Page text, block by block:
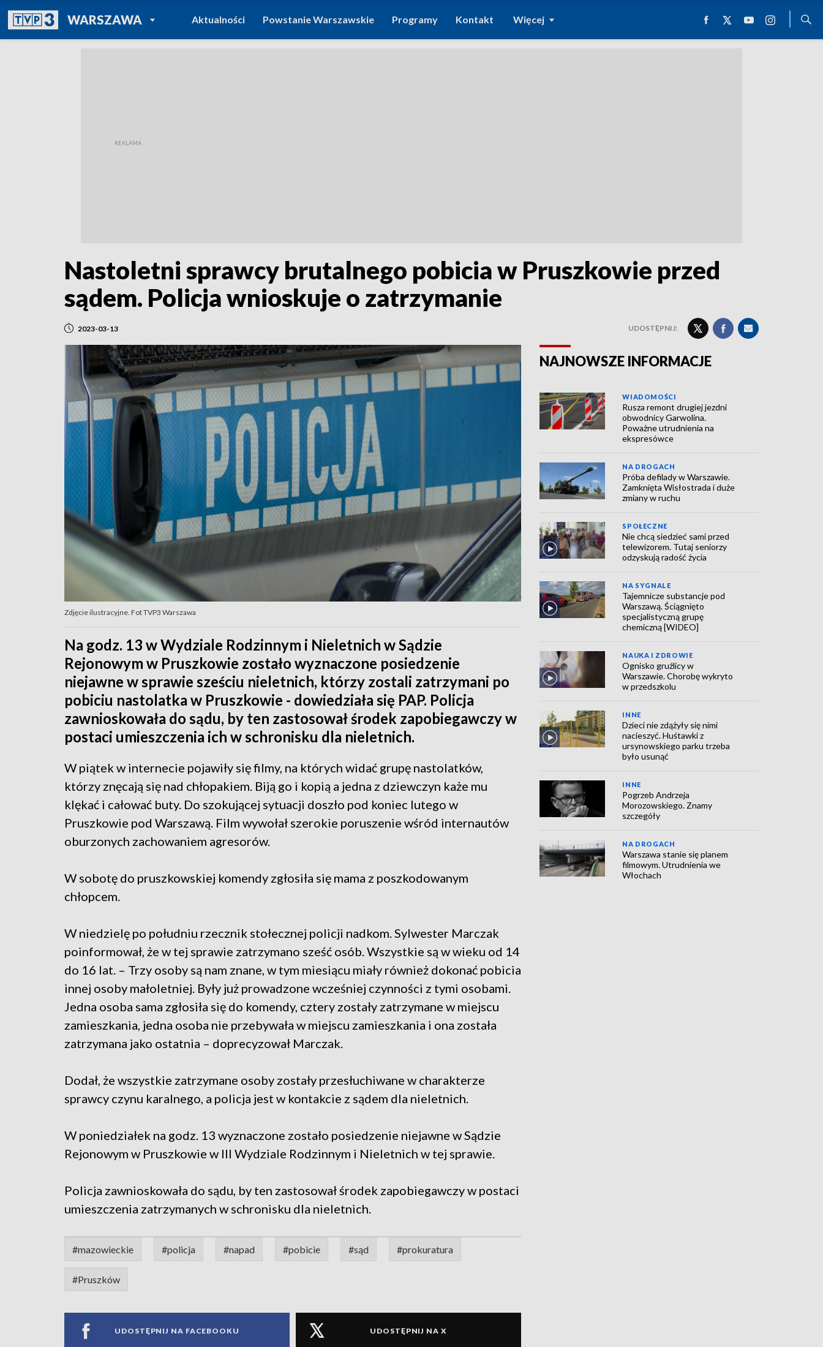
WARSZAWAPOWRÓT DO
TVP REGIONY
Aktualności Powstanie Warszawskie Programy Kontakt Więcej
Nastoletni sprawcy brutalnego pobicia w Pruszkowie przed
sądem. Policja wnioskuje o zatrzymanie
2023-03-13 UDOSTĘPNIJ:
Zdjęcie ilustracyjne. Fot TVP3 Warszawa
Na godz. 13 w Wydziale Rodzinnym i Nieletnich w Sądzie
Rejonowym w Pruszkowie zostało wyznaczone posiedzenie
niejawne w sprawie sześciu nieletnich, którzy zostali zatrzymani po
pobiciu nastolatka w Pruszkowie - dowiedziała się PAP. Policja
zawnioskowała do sądu, by ten zastosował środek zapobiegawczy w
postaci umieszczenia ich w schronisku dla nieletnich.
W piątek w internecie pojawiły się filmy, na których widać grupę nastolatków,
którzy znęcają się nad chłopakiem. Biją go i kopią a jedna z dziewczyn każe mu
klękać i całować buty. Do szokującej sytuacji doszło pod koniec lutego w
Pruszkowie pod Warszawą. Film wywołał szerokie poruszenie wśród internautów
oburzonych zachowaniem agresorów.
W sobotę do pruszkowskiej komendy zgłosiła się mama z poszkodowanym
chłopcem.
W niedzielę po południu rzecznik stołecznej policji nadkom. Sylwester Marczak
poinformował, że w tej sprawie zatrzymano sześć osób. Wszystkie są w wieku od 14
do 16 lat. – Trzy osoby są nam znane, w tym miesiącu miały również dokonać pobicia
innej osoby małoletniej. Były już prowadzone wcześniej czynności z tymi osobami.
Jedna osoba sama zgłosiła się do komendy, cztery zostały zatrzymane w miejscu
zamieszkania, jedna osoba nie przebywała w miejscu zamieszkania i ona została
zatrzymana jako ostatnia – doprecyzował Marczak.
Dodał, że wszystkie zatrzymane osoby zostały przesłuchiwane w charakterze
sprawcy czynu karalnego, a policja jest w kontakcie z sądem dla nieletnich.
W poniedziałek na godz. 13 wyznaczone zostało posiedzenie niejawne w Sądzie
Rejonowym w Pruszkowie w III Wydziale Rodzinnym i Nieletnich w tej sprawie.
Policja zawnioskowała do sądu, by ten zastosował środek zapobiegawczy w postaci
umieszczenia zatrzymanych w schronisku dla nieletnich.
#mazowieckie #policja #napad #pobicie #sąd #prokuratura
#Pruszków
UDOSTĘPNIJ NA FACEBOOKU UDOSTĘPNIJ NA X
NAJNOWSZE INFORMACJE
WIADOMOŚCI
Rusza remont drugiej jezdni
obwodnicy Garwolina.
Poważne utrudnienia na
ekspresówce
NA DROGACH
Próba defilady w Warszawie.
Zamknięta Wisłostrada i duże
zmiany w ruchu
SPOŁECZNE
Nie chcą siedzieć sami przed
telewizorem. Tutaj seniorzy
odzyskują radość życia
NA SYGNALE
Tajemnicze substancje pod
Warszawą. Ściągnięto
specjalistyczną grupę
chemiczną [WIDEO]
NAUKA I ZDROWIE
Ognisko gruźlicy w
Warszawie. Chorobę wykryto
w przedszkolu
INNE
Dzieci nie zdążyły się nimi
nacieszyć. Huśtawki z
ursynowskiego parku trzeba
było usunąć
INNE
Pogrzeb Andrzeja
Morozowskiego. Znamy
szczegóły
NA DROGACH
Warszawa stanie się planem
filmowym. Utrudnienia we
Włochach